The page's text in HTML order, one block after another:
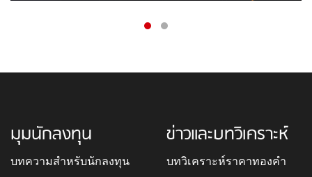
มุมนักลงทุน
บทความสำหรับนักลงทุน
ข่าวและบทวิเคราะห์
บทวิเคราะห์ราคาทองคำ